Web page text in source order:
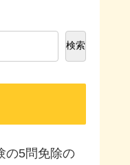
検索
の5問免除の